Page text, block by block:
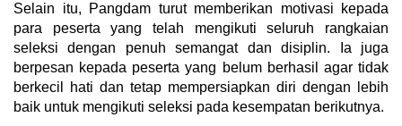
Selain itu, Pangdam turut memberikan motivasi kepada
para peserta yang telah mengikuti seluruh rangkaian
seleksi dengan penuh semangat dan disiplin. Ia juga
berpesan kepada peserta yang belum berhasil agar tidak
berkecil hati dan tetap mempersiapkan diri dengan lebih
baik untuk mengikuti seleksi pada kesempatan berikutnya.